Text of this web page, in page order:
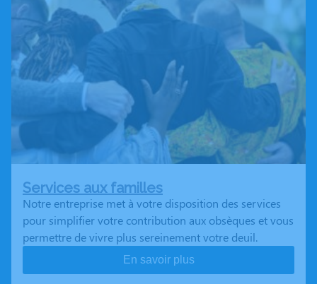
Services aux familles
Notre entreprise met à votre disposition des services
pour simplifier votre contribution aux obsèques et vous
permettre de vivre plus sereinement votre deuil.
En savoir plus